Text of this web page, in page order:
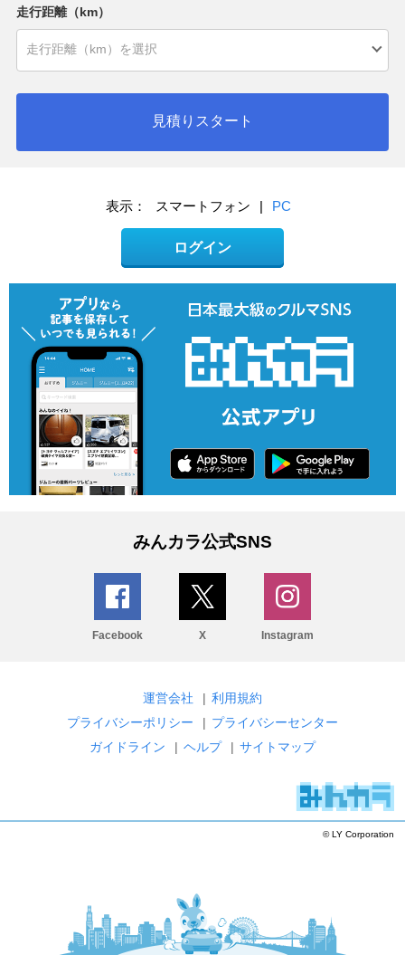
走行距離（km）
見積りスタート
表示： スマートフォン | PC
ログイン
みんカラ公式SNS
Facebook X Instagram
運営会社 | 利用規約
プライバシーポリシー
| プライバシーセンター
ガイドライン
| ヘルプ | サイトマップ
© LY Corporation